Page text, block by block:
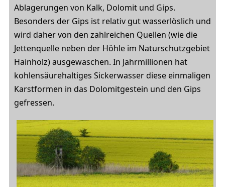
Ablagerungen von Kalk, Dolomit und Gips.
Besonders der Gips ist relativ gut wasserlöslich und
wird daher von den zahlreichen Quellen (wie die
Jettenquelle neben der Höhle im Naturschutzgebiet
Hainholz) ausgewaschen. In Jahrmillionen hat
kohlensäurehaltiges Sickerwasser diese einmaligen
Karstformen in das Dolomitgestein und den Gips
gefressen.